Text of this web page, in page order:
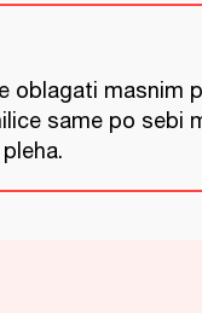
oblagati masnim
same po sebi